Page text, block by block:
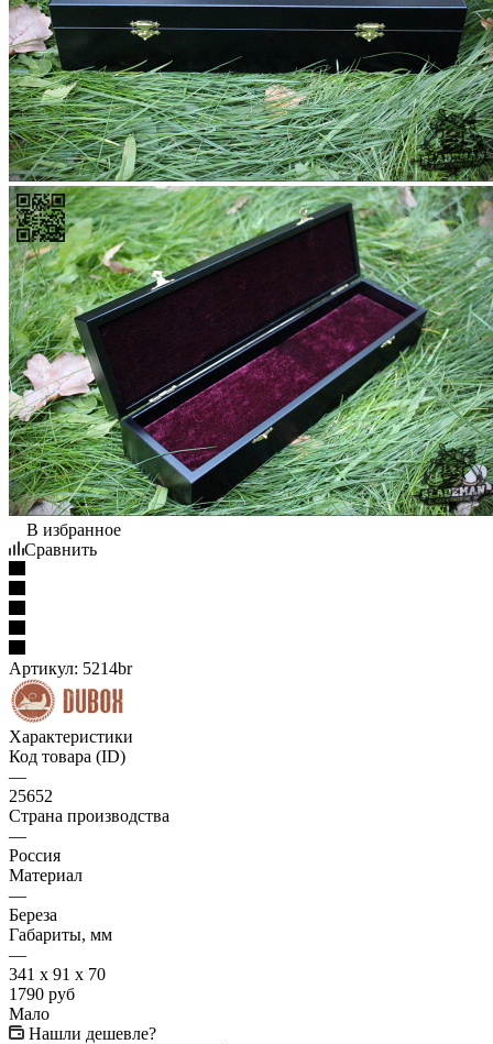
В избранное
Сравнить
Артикул: 5214br
Характеристики
Код товара (ID)
—
25652
Страна производства
—
Россия
Материал
—
Береза
Габариты, мм
—
341 x 91 x 70
1790 руб
Мало
Нашли дешевле?